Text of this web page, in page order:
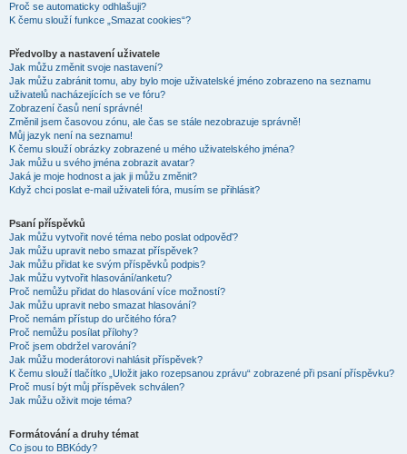
Proč se automaticky odhlašuji?
K čemu slouží funkce „Smazat cookies“?
Předvolby a nastavení uživatele
Jak můžu změnit svoje nastavení?
Jak můžu zabránit tomu, aby bylo moje uživatelské jméno zobrazeno na seznamu
uživatelů nacházejících se ve fóru?
Zobrazení časů není správné!
Změnil jsem časovou zónu, ale čas se stále nezobrazuje správně!
Můj jazyk není na seznamu!
K čemu slouží obrázky zobrazené u mého uživatelského jména?
Jak můžu u svého jména zobrazit avatar?
Jaká je moje hodnost a jak ji můžu změnit?
Když chci poslat e-mail uživateli fóra, musím se přihlásit?
Psaní příspěvků
Jak můžu vytvořit nové téma nebo poslat odpověď?
Jak můžu upravit nebo smazat příspěvek?
Jak můžu přidat ke svým příspěvků podpis?
Jak můžu vytvořit hlasování/anketu?
Proč nemůžu přidat do hlasování více možností?
Jak můžu upravit nebo smazat hlasování?
Proč nemám přístup do určitého fóra?
Proč nemůžu posílat přílohy?
Proč jsem obdržel varování?
Jak můžu moderátorovi nahlásit příspěvek?
K čemu slouží tlačítko „Uložit jako rozepsanou zprávu“ zobrazené při psaní příspěvku?
Proč musí být můj příspěvek schválen?
Jak můžu oživit moje téma?
Formátování a druhy témat
Co jsou to BBKódy?